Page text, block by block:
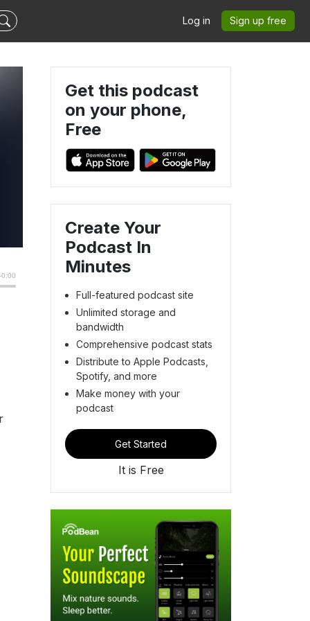
Log in Sign up free
Get this podcast
on your phone,
Free
Create Your
Podcast In
Minutes
Full-featured podcast site
Unlimited storage and
bandwidth
Comprehensive podcast stats
Distribute to Apple Podcasts,
Spotify, and more
Make money with your
podcast
Get Started
It is Free